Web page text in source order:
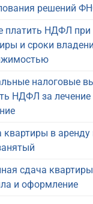
решений
платить НДФЛ
и сроки
налоговые
НДФЛ за лечение
квартиры в аренду
сдача
и оформление